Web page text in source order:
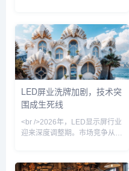
求萎缩等多重压力后，终于迎来
了一轮残酷的优胜劣汰。据行业
观察，头部企业通过技术降本和
渠道下沉持续扩大份额，而缺乏
核心竞争力的中小厂商则面临订
单锐减、资金链断裂的困境。这
一轮的洗牌并非简单的市场收
缩，而是产业逻辑的根本性重塑
从“规模扩张”转向“精益
LED屏业洗牌加剧，技术突
围成生死线
<br />2026年，LED显示屏行业
迎来深度调整期。市场竞争从增
出清。据行业观察，过去一年